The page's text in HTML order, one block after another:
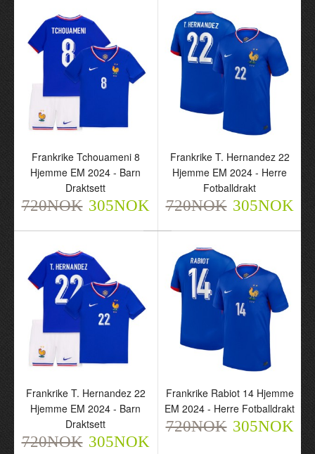
Hjemme EM 2024 - Barn
Draktsett
720NOK 305NOK
Hjemme EM 2024 - Herre
Fotballdrakt
720NOK 305NOK
Frankrike Tchouameni 8
Draktsett
720NOK 305NOK
Frankrike T. Hernandez
22 Hjemme EM 2024 -
Herre Fotballdrakt
720NOK 305NOK
Frankrike Tchouameni 8
Hjemme EM 2024 - Barn
Draktsett
720NOK 305NOK
Frankrike T. Hernandez 22
Hjemme EM 2024 - Herre
Fotballdrakt
720NOK 305NOK
Frankrike T. Hernandez 22
Hjemme EM 2024 - Barn
Draktsett
720NOK 305NOK
Frankrike Rabiot 14 Hjemme
EM 2024 - Herre Fotballdrakt
720NOK 305NOK